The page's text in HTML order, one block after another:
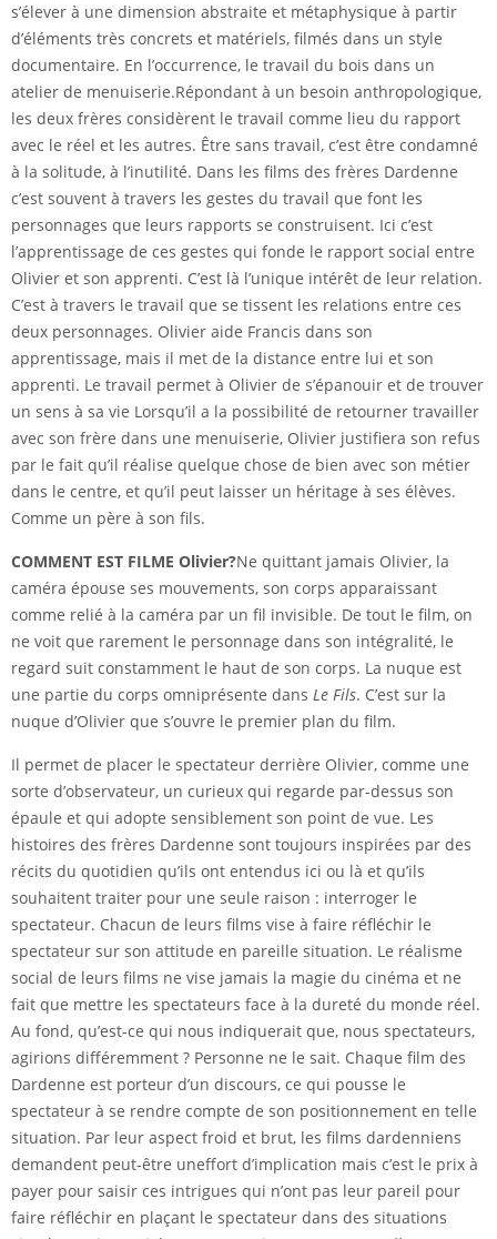
s’élever à une dimension abstraite et métaphysique à partir
d’éléments très concrets et matériels, filmés dans un style
documentaire. En l’occurrence, le travail du bois dans un
atelier de menuiserie.Répondant à un besoin anthropologique,
les deux frères considèrent le travail comme lieu du rapport
avec le réel et les autres. Être sans travail, c’est être condamné
à la solitude, à l’inutilité. Dans les films des frères Dardenne
c’est souvent à travers les gestes du travail que font les
personnages que leurs rapports se construisent. Ici c’est
l’apprentissage de ces gestes qui fonde le rapport social entre
Olivier et son apprenti. C’est là l’unique intérêt de leur relation.
C’est à travers le travail que se tissent les relations entre ces
deux personnages. Olivier aide Francis dans son
apprentissage, mais il met de la distance entre lui et son
apprenti. Le travail permet à Olivier de s’épanouir et de trouver
un sens à sa vie Lorsqu’il a la possibilité de retourner travailler
avec son frère dans une menuiserie, Olivier justifiera son refus
par le fait qu’il réalise quelque chose de bien avec son métier
dans le centre, et qu’il peut laisser un héritage à ses élèves.
Comme un père à son fils.
COMMENT EST FILME Olivier?Ne quittant jamais Olivier, la
caméra épouse ses mouvements, son corps apparaissant
comme relié à la caméra par un fil invisible. De tout le film, on
ne voit que rarement le personnage dans son intégralité, le
regard suit constamment le haut de son corps. La nuque est
une partie du corps omniprésente dans Le Fils. C’est sur la
nuque d’Olivier que s’ouvre le premier plan du film.
Il permet de placer le spectateur derrière Olivier, comme une
sorte d’observateur, un curieux qui regarde par-dessus son
épaule et qui adopte sensiblement son point de vue. Les
histoires des frères Dardenne sont toujours inspirées par des
récits du quotidien qu’ils ont entendus ici ou là et qu’ils
souhaitent traiter pour une seule raison : interroger le
spectateur. Chacun de leurs films vise à faire réfléchir le
spectateur sur son attitude en pareille situation. Le réalisme
social de leurs films ne vise jamais la magie du cinéma et ne
fait que mettre les spectateurs face à la dureté du monde réel.
Au fond, qu’est-ce qui nous indiquerait que, nous spectateurs,
agirions différemment ? Personne ne le sait. Chaque film des
Dardenne est porteur d’un discours, ce qui pousse le
spectateur à se rendre compte de son positionnement en telle
situation. Par leur aspect froid et brut, les films dardenniens
demandent peut-être uneffort d’implication mais c’est le prix à
payer pour saisir ces intrigues qui n’ont pas leur pareil pour
faire réfléchir en plaçant le spectateur dans des situations